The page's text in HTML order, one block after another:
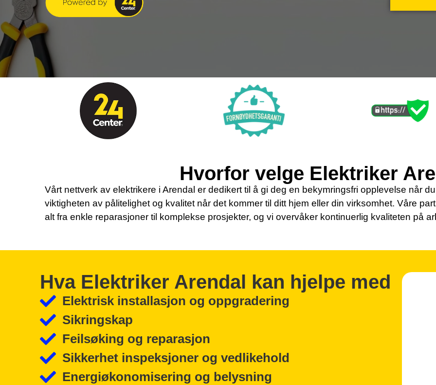
Hvorfor velge Elektriker
Vårt nettverk av elektrikere i Arendal er dedikert til å gi deg en bekymringsfri opplevelse når
viktigheten av pålitelighet og kvalitet når det kommer til ditt hjem eller din virksomhet. Våre
alt fra enkle reparasjoner til komplekse prosjekter, og vi overvåker kontinuerlig kvaliteten på
Hva Elektriker Arendal kan hjelpe med
Elektrisk installasjon og oppgradering
Sikringskap
Feilsøking og reparasjon
Sikkerhet inspeksjoner og vedlikehold
Energiøkonomisering og belysning